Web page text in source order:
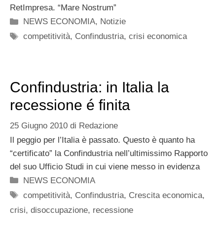
RetImpresa. “Mare Nostrum”
Categorie
NEWS ECONOMIA, Notizie
Tag
competitività, Confindustria,crisi economica
Confindustria: in Italia la
recessione é finita
25 Giugno 2010 di Redazione
Il peggio per l’Italia è passato. Questo è quanto ha
“certificato” la Confindustria nell’ultimissimo Rapporto
del suo Ufficio Studi in cui viene messo in evidenza
Categorie
NEWS ECONOMIA
Tag
competitività, Confindustria, Crescita economica,
crisi, disoccupazione, recessione